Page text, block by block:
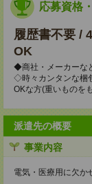
応募資格
履歴書不要 /
OK
◆商社・メーカーな
◇時々カンタンな梱
OKな方(重いものを
派遣先の概要
事業内容
電気・医療用に欠か